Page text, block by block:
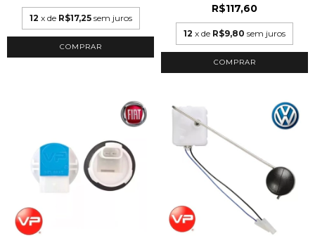
12 x de R$17,25 sem juros
R$117,60
12 x de R$9,80 sem juros